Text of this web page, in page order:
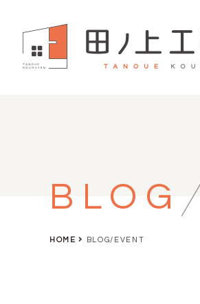
BLOG
HOME BLOG/EVENT